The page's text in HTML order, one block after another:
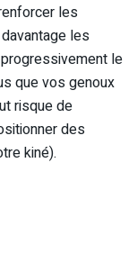
les
les
le
que vos genoux
risque de
des
kiné).